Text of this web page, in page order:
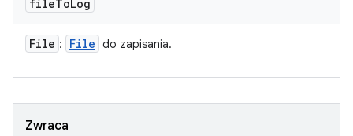
fileToLog
File : File do zapisania.
Zwraca